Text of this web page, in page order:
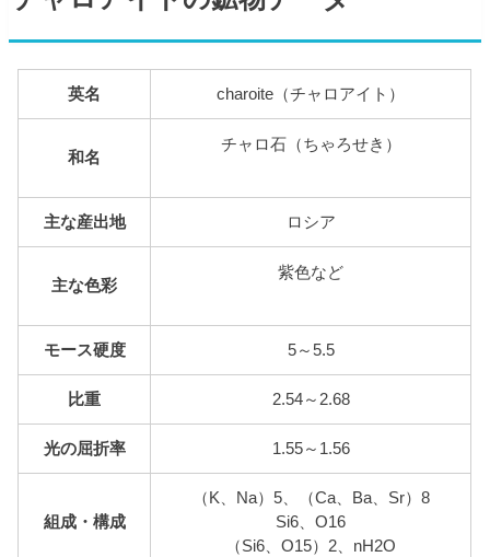
英名 charoite（チャロアイト）
和名
チャロ石（ちゃろせき）
主な産出地 ロシア
主な色彩
紫色など
モース硬度 5～5.5
比重 2.54～2.68
光の屈折率 1.55～1.56
組成・構成
（K、Na）5、（Ca、Ba、Sr）8
Si6、O16
（Si6、O15）2、nH2O